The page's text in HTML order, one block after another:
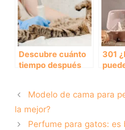
Descubre cuánto
tiempo después
tranquilo
301
Modelo de cama para
la mejor?
Perfume para gatos: es